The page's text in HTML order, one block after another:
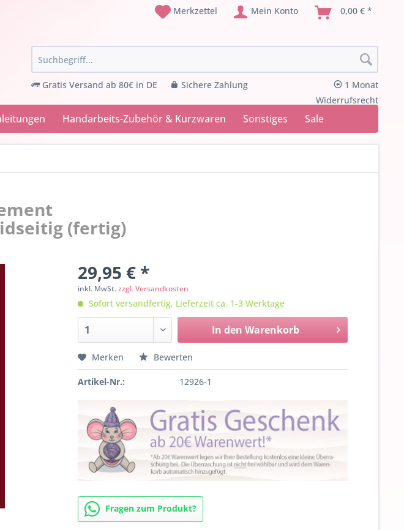
Merkzettel Mein Konto 0,00 € *
Gratis Versand ab 80€ in DE Sichere Zahlung
1 Monat
Widerrufsrecht
Handarbeits-Zubehör & Kurzwaren Sonstiges Sale
(fertig)
29,95 € *
inkl. MwSt.zzgl. Versandkosten
Sofort versandfertig, Lieferzeit ca. 1-3 Werktage
In den Warenkorb
Merken Bewerten
Artikel-Nr.: 12926-1
Fragen zum Produkt?